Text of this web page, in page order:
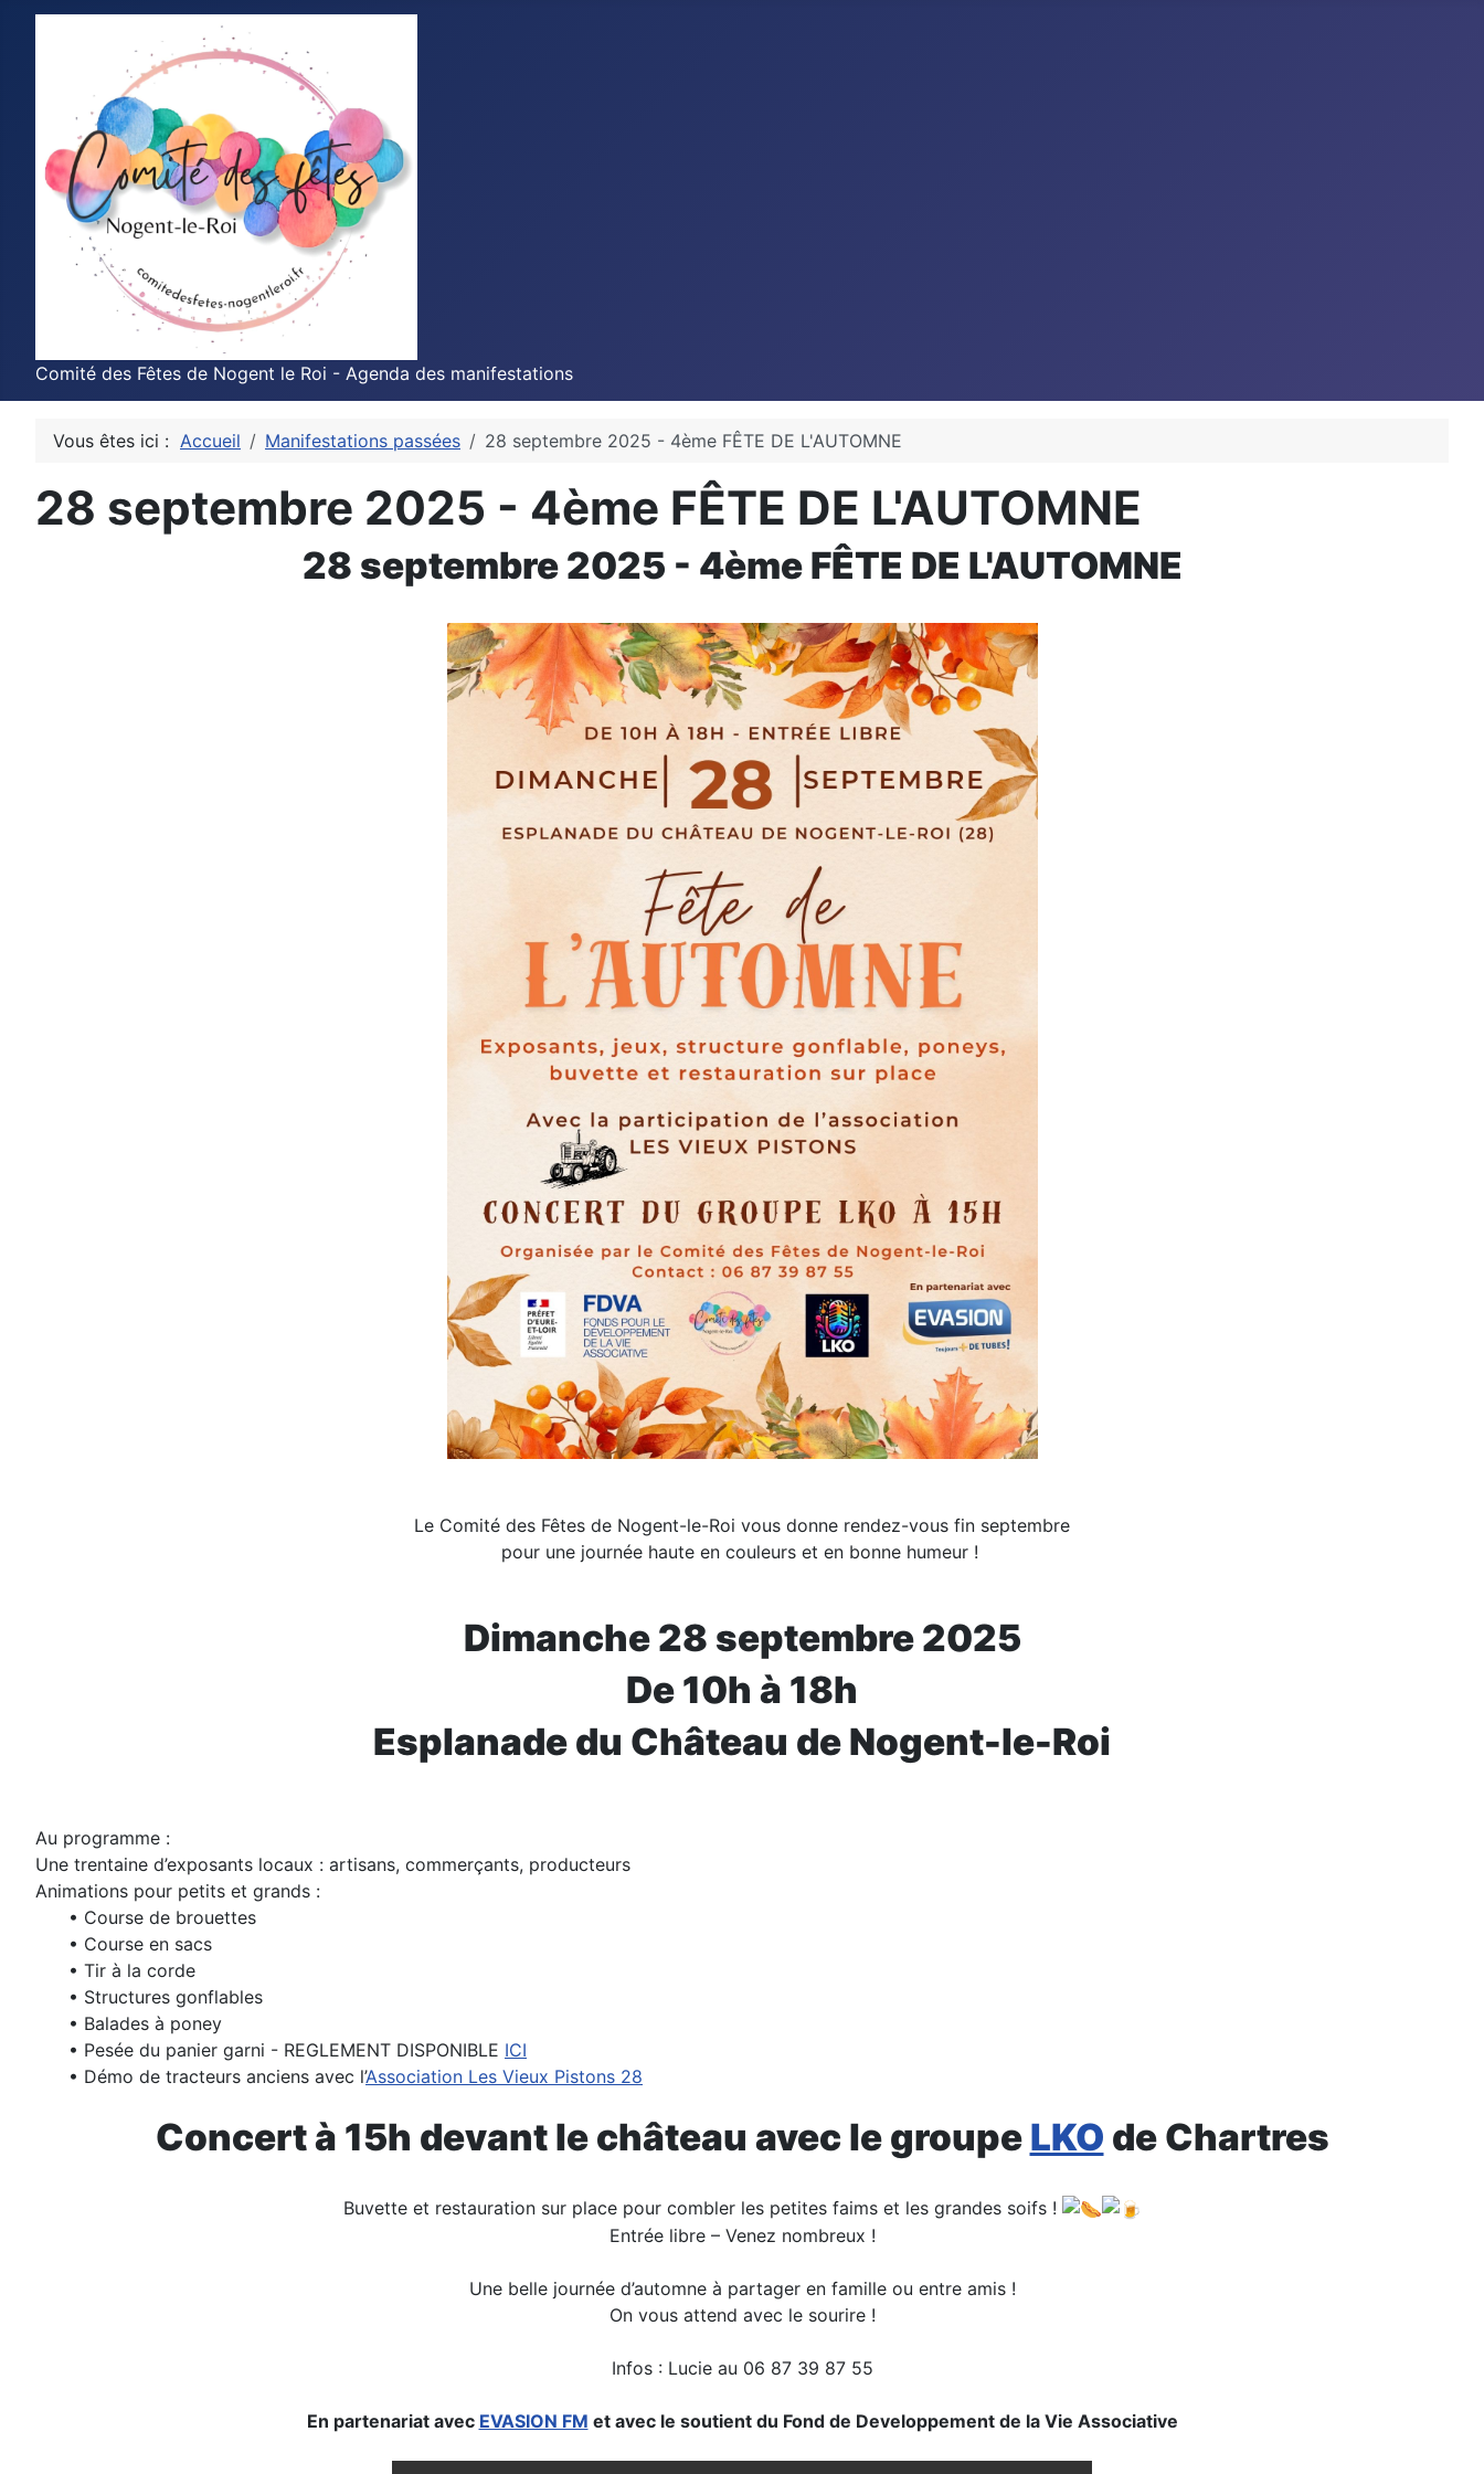
Comité des Fêtes de Nogent le Roi - Agenda des manifestations
Vous êtes ici : Accueil Manifestations passées 28 septembre 2025 - 4ème FÊTE DE L'AUTOMNE
28 septembre 2025 - 4ème FÊTE DE L'AUTOMNE
28 septembre 2025 - 4ème FÊTE DE L'AUTOMNE
Le Comité des Fêtes de Nogent-le-Roi vous donne rendez-vous fin septembre
pour une journée haute en couleurs et en bonne humeur !
Dimanche 28 septembre 2025
De 10h à 18h
Esplanade du Château de Nogent-le-Roi
Au programme :
Une trentaine d’exposants locaux : artisans, commerçants, producteurs
Animations pour petits et grands :
• Course de brouettes
• Course en sacs
• Tir à la corde
• Structures gonflables
• Balades à poney
• Pesée du panier garni - REGLEMENT DISPONIBLE ICI
• Démo de tracteurs anciens avec l’Association Les Vieux Pistons 28
Concert à 15h devant le château avec le groupe LKO de Chartres
Buvette et restauration sur place pour combler les petites faims et les grandes soifs !
Entrée libre – Venez nombreux !
Une belle journée d’automne à partager en famille ou entre amis !
On vous attend avec le sourire !
Infos : Lucie au 06 87 39 87 55
En partenariat avec EVASION FM et avec le soutient du Fond de Developpement de la Vie Associative